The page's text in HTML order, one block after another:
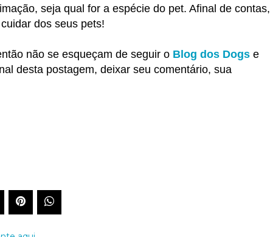
seja qual for a espécie do pet. Afinal de contas,
dos seus pets!
não se esqueçam de seguir o Blog dos Dogs e
desta postagem, deixar seu comentário, sua